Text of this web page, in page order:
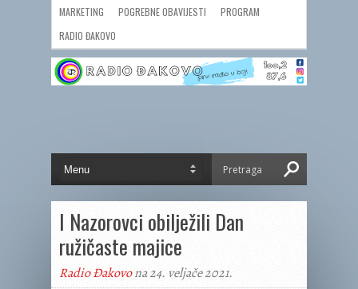
MARKETING POGREBNE OBAVIJESTI
PROGRAM
RADIO ĐAKOVO
I Nazorovci obilježili Dan
ružičaste majice
Radio Đakovona 24. veljače 2021.